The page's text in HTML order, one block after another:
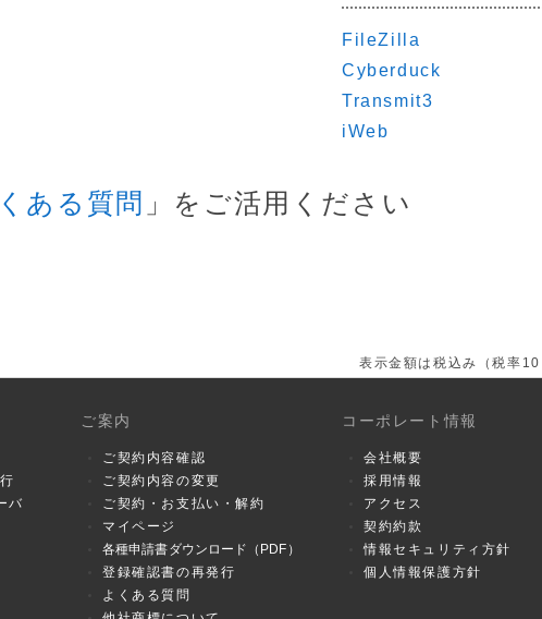
FileZilla
Cyberduck
Transmit3
iWeb
ある質問 」をご活用ください
表示金額は税込み（税率10
バ
ご案内
ご契約内容確認
ご契約内容の変更
ご契約・お支払い・解約
マイページ
各種申請書ダウンロード（PDF）
登録確認書の再発行
よくある質問
コーポレート情報
会社概要
採用情報
アクセス
契約約款
情報セキュリティ方針
個人情報保護方針